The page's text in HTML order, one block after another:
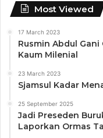
Most Viewed
17 March 2023
Rusmin Abdul Gani
Kaum Milenial
23 March 2023
Sjamsul Kadar
25 September 2025
Jadi Preseden
Laporkan Ormas